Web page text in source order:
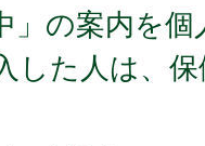
」の案内を
した人は、